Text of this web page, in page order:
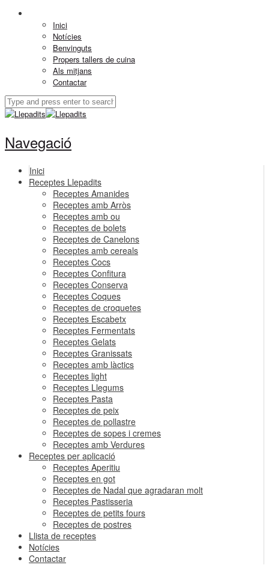
Inici
Notícies
Benvinguts
Propers tallers de cuina
Als mitjans
Contactar
Navegació
Inici
Receptes Llepadits
Receptes Amanides
Receptes amb Arròs
Receptes amb ou
Receptes de bolets
Receptes de Canelons
Receptes amb cereals
Receptes Cocs
Receptes Confitura
Receptes Conserva
Receptes Coques
Receptes de croquetes
Receptes Escabetx
Receptes Fermentats
Receptes Gelats
Receptes Granissats
Receptes amb làctics
Receptes light
Receptes Llegums
Receptes Pasta
Receptes de peix
Receptes de pollastre
Receptes de sopes i cremes
Receptes amb Verdures
Receptes per aplicació
Receptes Aperitiu
Receptes en got
Receptes de Nadal que agradaran molt
Receptes Pastisseria
Receptes de petits fours
Receptes de postres
Llista de receptes
Notícies
Contactar